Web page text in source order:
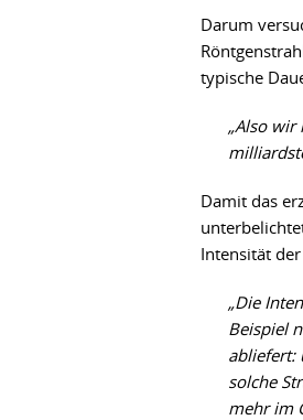
Darum
typische
„Also wir
Damit das
Intensität
„Die
Beispiel
abliefert:
solche
mehr im